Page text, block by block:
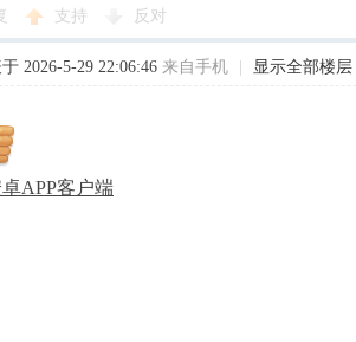
支持 反对
2026-5-29 22:06:46 来自手机 显示全部楼层
APP客户端